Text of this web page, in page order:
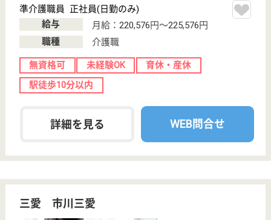
プライバシーポリシー 運営会社
看護師の求人・転職なら
『クリックジョブ看護』
介護職求人支援サービス『クリックジョブ介護』運営会社:
Copyright©LifeOnes Ltd. All Rights Reserved